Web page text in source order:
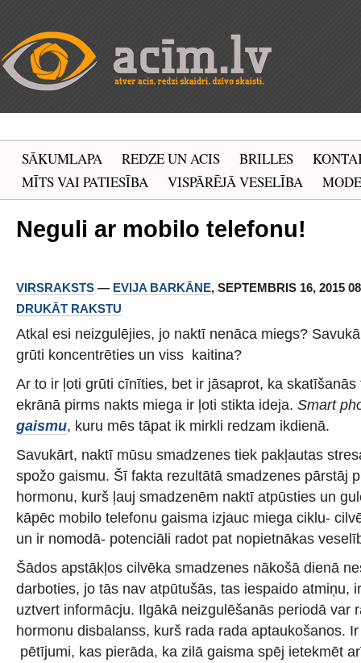
SĀKUMLAPA REDZE UN ACIS BRILLES
MĪTS VAI PATIESĪBA
VISPĀRĒJĀ VESELĪBA MODE
Neguli ar mobilo telefonu!
VIRSRAKSTS — EVIJA BARKĀNE, SEPTEMBRIS 16, 2015
DRUKĀT RAKSTU
Atkal esi neizgulējies, jo naktī nenāca miegs?
grūti koncentrēties un viss kaitina?
Ar to ir ļoti grūti cīnīties, bet ir jāsaprot, ka
ekrānā pirms nakts miega ir ļoti stikta ideja. Smart
gaismu, kuru mēs tāpat ik mirkli redzam ikdienā.
Savukārt, naktī mūsu smadzenes tiek pakļautas
spožo gaismu. Šī fakta rezultātā smadzenes pārstāj
hormonu, kurš ļauj smadzenēm naktī atpūsties un
kāpēc mobilo telefonu gaisma izjauc miega ciklu-
un ir nomodā- potenciāli radot pat nopietnākas
Šādos apstākļos cilvēka smadzenes nākošā dienā
darboties, jo tās nav atpūtušās, tas iespaido atmiņu,
uztvert informācju. Ilgākā neizgulēšanās periodā var
hormonu disbalanss, kurš rada rada aptaukošanos.
pētījumi, kas pierāda, ka zilā gaisma spēj ietekmēt